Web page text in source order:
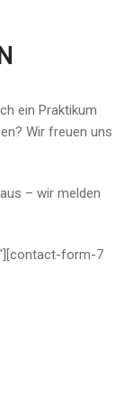
ein Praktikum
Wir freuen uns
– wir melden
form-7